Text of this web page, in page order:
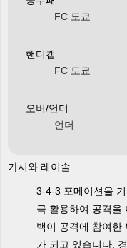
FC 도쿄
핸디캡
FC 도쿄
오버/언더
언더
가시와 레이솔
3-4-3 포메이션을
극 활용하여 공격을
백이 공격에 참여한
가 되고 있습니다.